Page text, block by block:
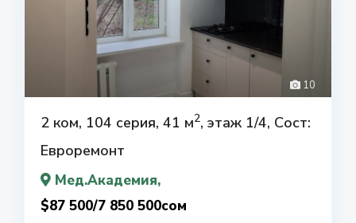
10
2 ком, 104 серия, 41 м2, этаж 1/4, Сост:
Евроремонт
Мед.Академия,
$87 500/7 850 500сом